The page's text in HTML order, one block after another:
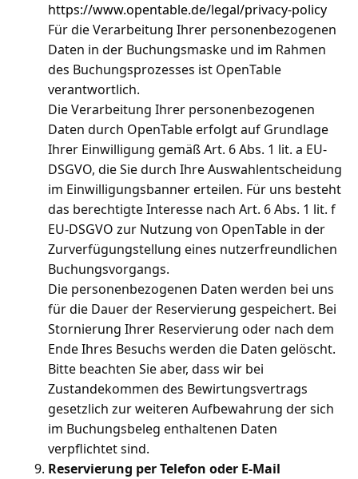
https://www.opentable.de/legal/privacy-policy
Für die Verarbeitung Ihrer personenbezogenen
Daten in der Buchungsmaske und im Rahmen
des Buchungsprozesses ist OpenTable
verantwortlich.
Die Verarbeitung Ihrer personenbezogenen
Daten durch OpenTable erfolgt auf Grundlage
Ihrer Einwilligung gemäß Art. 6 Abs. 1 lit. a EU-
DSGVO, die Sie durch Ihre Auswahlentscheidung
im Einwilligungsbanner erteilen. Für uns besteht
das berechtigte Interesse nach Art. 6 Abs. 1 lit. f
EU-DSGVO zur Nutzung von OpenTable in der
Zurverfügungstellung eines nutzerfreundlichen
Buchungsvorgangs.
Die personenbezogenen Daten werden bei uns
für die Dauer der Reservierung gespeichert. Bei
Stornierung Ihrer Reservierung oder nach dem
Ende Ihres Besuchs werden die Daten gelöscht.
Bitte beachten Sie aber, dass wir bei
Zustandekommen des Bewirtungsvertrags
gesetzlich zur weiteren Aufbewahrung der sich
im Buchungsbeleg enthaltenen Daten
verpflichtet sind.
Reservierung per Telefon oder E-Mail